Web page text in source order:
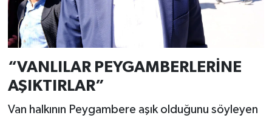
“VANLILAR PEYGAMBERLERİNE
AŞIKTIRLAR”
Van halkının Peygambere aşık olduğunu söyleyen